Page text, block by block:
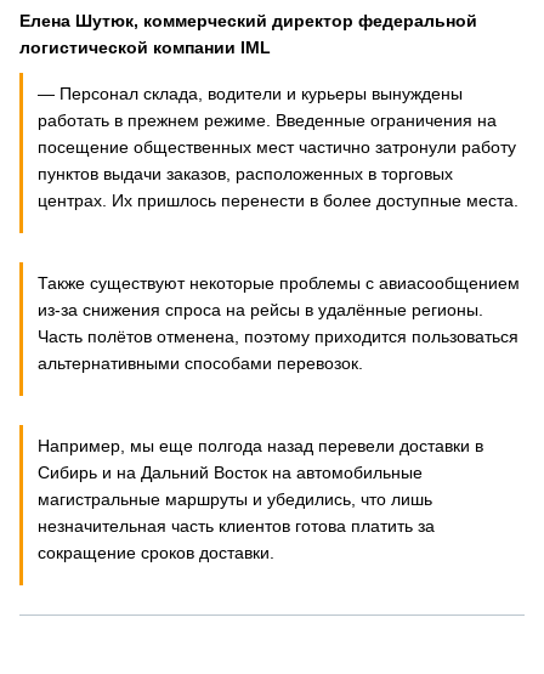
Елена Шутюк, коммерческий директор федеральной
логистической компании IML
— Персонал склада, водители и курьеры вынуждены
работать в прежнем режиме. Введенные ограничения на
посещение общественных мест частично затронули работу
пунктов выдачи заказов, расположенных в торговых
центрах. Их пришлось перенести в более доступные места.
Также существуют некоторые проблемы с авиасообщением
из-за снижения спроса на рейсы в удалённые регионы.
Часть полётов отменена, поэтому приходится пользоваться
альтернативными способами перевозок.
Например, мы еще полгода назад перевели доставки в
Сибирь и на Дальний Восток на автомобильные
магистральные маршруты и убедились, что лишь
незначительная часть клиентов готова платить за
сокращение сроков доставки.